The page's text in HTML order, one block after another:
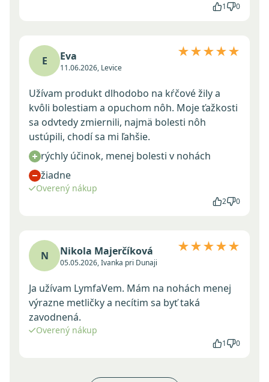
1 0
E Eva
11.06.2026, Levice
★★★★★
Užívam produkt dlhodobo na kŕčové žily a
kvôli bolestiam a opuchom nôh. Moje ťažkosti
sa odvtedy zmiernili, najmä bolesti nôh
ustúpili, chodí sa mi ľahšie.
rýchly účinok, menej bolesti v nohách
žiadne
Overený nákup
2 0
N Nikola Majerčíková
05.05.2026, Ivanka pri Dunaji
★★★★★
Ja užívam LymfaVem. Mám na nohách menej
výrazne metličky a necítim sa byť taká
zavodnená.
Overený nákup
1 0